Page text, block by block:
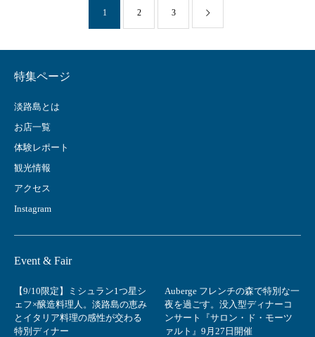
1 2 3
特集ページ
淡路島とは
お店一覧
体験レポート
観光情報
アクセス
Instagram
Event & Fair
【9/10限定】ミシュラン1つ星シ
ェフ×醸造料理人。淡路島の恵み
とイタリア料理の感性が交わる
特別ディナー
Auberge フレンチの森で特別な一
夜を過ごす。没入型ディナーコ
ンサート『サロン・ド・モーツ
ァルト』9月27日開催